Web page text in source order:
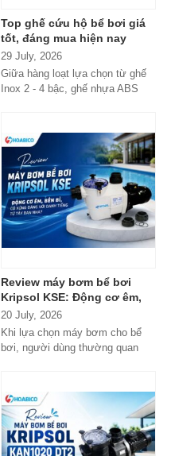
Top ghế cứu hộ bể bơi giá
tốt, đáng mua hiện nay
29 July, 2026
Giữa hàng loạt lựa chọn từ ghế
Inox 2 - 4 bậc, ghế nhựa ABS
Review máy bơm bể bơi
Kripsol KSE: Động cơ êm,
bền bỉ, có xứng đáng với
danh tiếng từ Tây Ban Nha?
20 July, 2026
Khi lựa chọn máy bơm cho bể
bơi, người dùng thường quan